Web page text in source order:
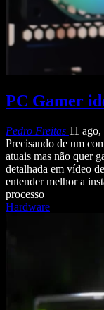
PC Gamer
Pedro Freitas 11 ago,
Precisando de um
atuais mas não quer
detalhada em vídeo
entender melhor a
processo
Hardware